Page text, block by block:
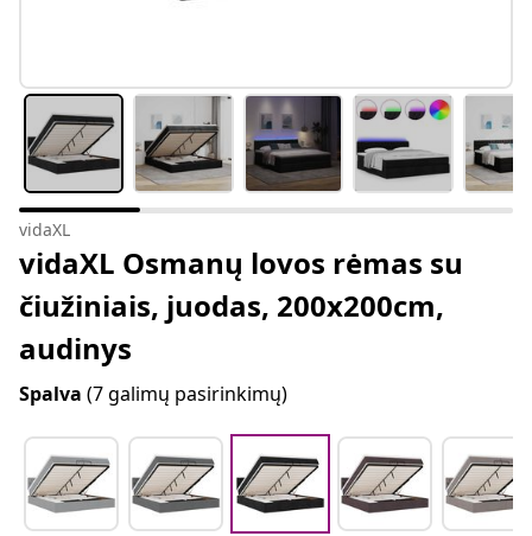
vidaXL
vidaXL Osmanų lovos rėmas su
čiužiniais, juodas, 200x200cm,
audinys
Spalva (7 galimų pasirinkimų)